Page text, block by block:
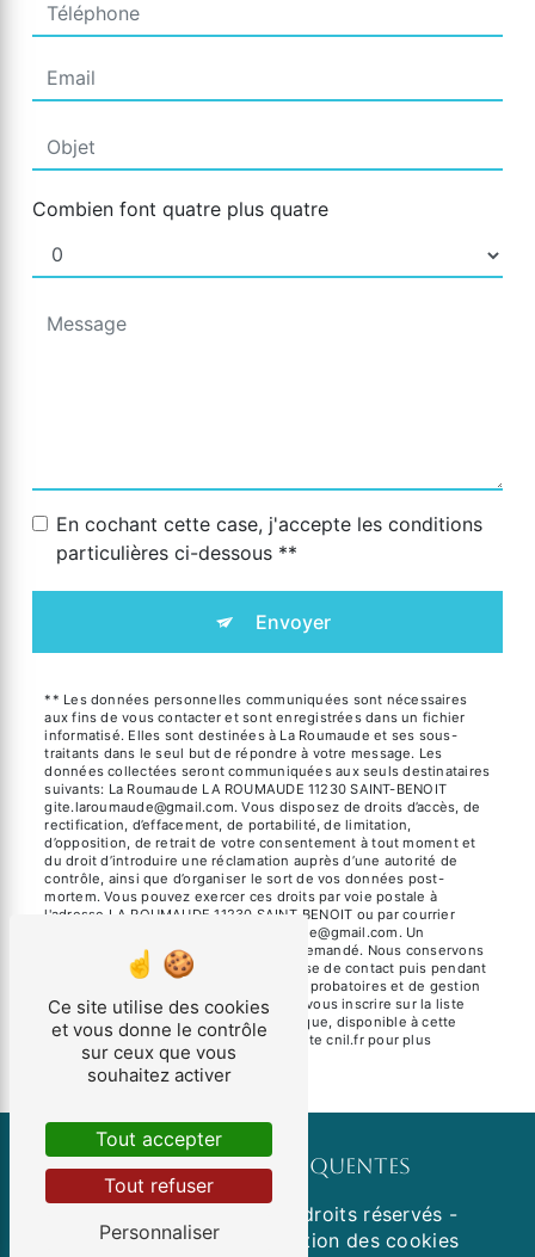
Combien font quatre plus quatre
En cochant cette case, j'accepte les conditions
particulières ci-dessous **
Envoyer
** Les données personnelles communiquées sont nécessaires
aux fins de vous contacter et sont enregistrées dans un fichier
informatisé. Elles sont destinées à La Roumaude et ses sous-
traitants dans le seul but de répondre à votre message. Les
données collectées seront communiquées aux seuls destinataires
suivants: La Roumaude LA ROUMAUDE 11230 SAINT-BENOIT
gite.laroumaude@gmail.com. Vous disposez de droits d’accès, de
rectification, d’effacement, de portabilité, de limitation,
d’opposition, de retrait de votre consentement à tout moment et
du droit d’introduire une réclamation auprès d’une autorité de
contrôle, ainsi que d’organiser le sort de vos données post-
mortem. Vous pouvez exercer ces droits par voie postale à
l'adresse LA ROUMAUDE 11230 SAINT-BENOIT ou par courrier
électronique à l'adresse gite.laroumaude@gmail.com. Un
justificatif d'identité pourra vous être demandé. Nous conservons
vos données pendant la période de prise de contact puis pendant
la durée de prescription légale aux fins probatoires et de gestion
des contentieux. Vous avez le droit de vous inscrire sur la liste
d'opposition au démarchage téléphonique, disponible à cette
adresse:
Bloctel.gouv.fr. Consultez le site cnil.fr pour plus
d’informations sur vos droits.
Recherches fréquentes
- 2026 - Tous droits réservés -
Mentions légales
Gestion des cookies
Ce site utilise des cookies
et vous donne le contrôle
sur ceux que vous
souhaitez activer
Tout accepter
Tout refuser
Personnaliser